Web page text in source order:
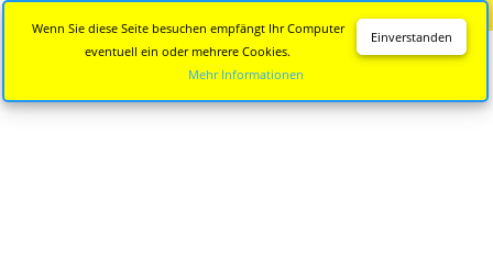
Einverstanden
Wenn Sie diese Seite besuchen empfängt Ihr Computer
eventuell ein oder mehrere Cookies.
Mehr Informationen